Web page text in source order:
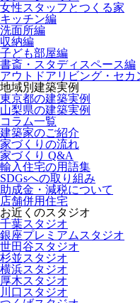
女性スタッフとつくる家
キッチン編
洗面所編
収納編
子ども部屋編
書斎・スタディスペース編
アウトドアリビング・セカ
地域別建築実例
東京都の建築実例
山梨県の建築実例
コラム一覧
建築家のご紹介
家づくりの流れ
家づくり Q&A
輸入住宅の用語集
SDGsへの取り組み
助成金・減税について
店舗併用住宅
お近くのスタジオ
千葉スタジオ
銀座プレミアムスタジオ
世田谷スタジオ
杉並スタジオ
横浜スタジオ
厚木スタジオ
川口スタジオ